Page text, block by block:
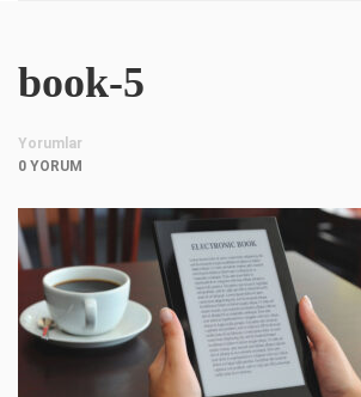
book-5
Yorumlar
0 YORUM